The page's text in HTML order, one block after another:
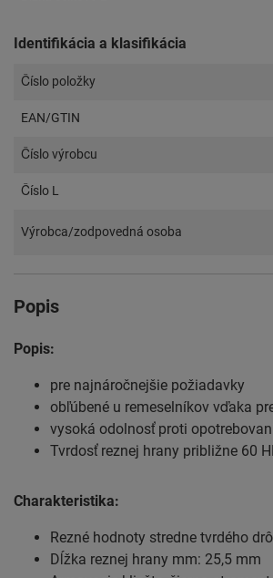
Identifikácia a klasifikácia
Číslo položky
EAN/GTIN
Číslo výrobcu
Číslo L
Výrobca/zodpovedná osoba
Popis
Popis:
pre najnáročnejšie požiadavky
obľúbené u remeselníkov vďaka
vysoká odolnosť proti
Tvrdosť reznej hrany približne 60
Charakteristika:
Rezné hodnoty stredne tvrdého
Dĺžka reznej hrany mm: 25,5 mm